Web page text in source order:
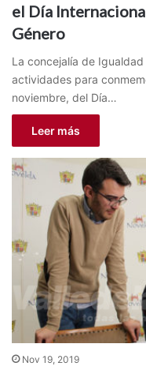
el Día
Género
La concejalía de
actividades para
noviembre, del Día…
Leer más
Nov 19, 2019